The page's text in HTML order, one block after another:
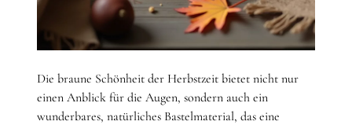
Die braune Schönheit der Herbstzeit bietet nicht nur
einen Anblick für die Augen, sondern auch ein
wunderbares, natürliches Bastelmaterial, das eine